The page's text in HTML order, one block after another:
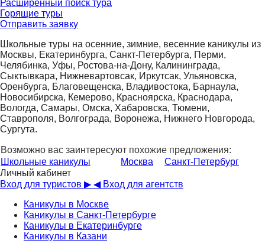
Расширенный поиск тура
Горящие туры
Отправить заявку
Школьные туры на осенние, зимние, весенние каникулы из
Москвы, Екатеринбурга, Санкт-Петербурга, Перми,
Челябинка, Уфы, Ростова-на-Дону, Калининграда,
Сыктывкара, Нижневартовсак, Иркутсак, Ульяновска,
Оренбурга, Благовещенска, Владивостока, Барнаула,
Новосибирска, Кемерово, Красноярска, Краснодара,
Вологда, Самары, Омска, Хабаровска, Тюмени,
Ставрополя, Волгограда, Воронежа, Нижнего Новгорода,
Сургута.
Возможно вас заинтересуют похожие предложения:
Школьные каникулы
Москва
Санкт-Петербург
Личный кабинет
Вход для туристов ▶ ◀ Вход для агентств
Каникулы в Москве
Каникулы в Санкт-Петербурге
Каникулы в Екатеринбурге
Каникулы в Казани